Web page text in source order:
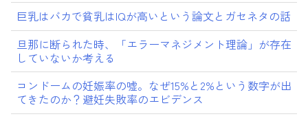
巨乳はバカで貧乳はIQが高いという論文とガセネタの話
旦那に断られた時、「エラーマネジメント理論」が存在
していないか考える
コンドームの妊娠率の嘘。なぜ15%と2%という数字が出
てきたのか？避妊失敗率のエビデンス